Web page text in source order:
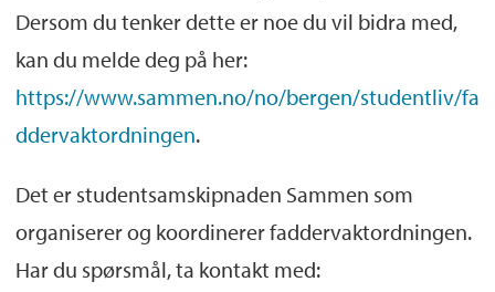
Dersom du tenker dette er noe du vil bidra med,
kan du melde deg på her:
https://www.sammen.no/no/bergen/studentliv/fa
ddervaktordningen.
Det er studentsamskipnaden Sammen som
organiserer og koordinerer faddervaktordningen.
Har du spørsmål, ta kontakt med: